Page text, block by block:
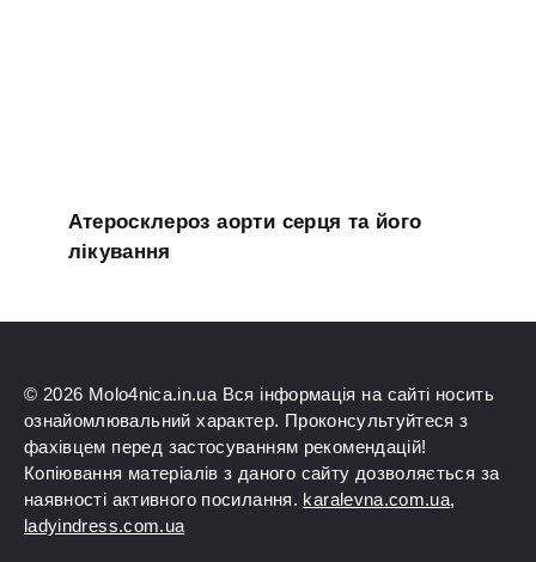
Атеросклероз аорти серця та його
лікування
© 2026 Molo4nica.in.ua Вся інформація на сайті носить
ознайомлювальний характер. Проконсультуйтеся з
фахівцем перед застосуванням рекомендацій!
Копіювання матеріалів з даного сайту дозволяється за
наявності активного посилання. karalevna.com.ua,
ladyindress.com.ua